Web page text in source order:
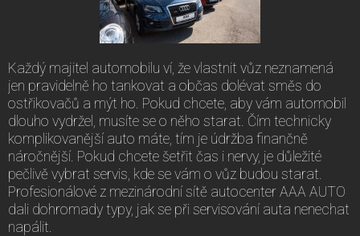
Každý majitel automobilu ví, že vlastnit vůz neznamená
jen pravidelně ho tankovat a občas dolévat směs do
ostřikovačů a mýt ho. Pokud chcete, aby vám automobil
dlouho vydržel, musíte se o něho starat. Čím technicky
komplikovanější auto máte, tím je údržba finančně
náročnější. Pokud chcete šetřit čas i nervy, je důležité
pečlivě vybrat servis, kde se vám o vůz budou starat.
Profesionálové z mezinárodní sítě autocenter AAA AUTO
dali dohromady typy, jak se při servisování auta nenechat
napálit.